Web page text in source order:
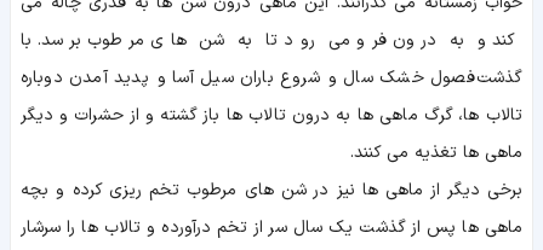
کند و به درون فرو می رود تا به شن های مرطوب برسد. با
گذشت فصول خشک سال و شروع باران سیل آسا و پدید آمدن دوباره
تالاب ها، گرگ ماهی ها به درون تالاب ها باز گشته و از حشرات و دیگر
ماهی ها تغذیه می کنند.
برخی دیگر از ماهی ها نیز در شن های مرطوب تخم ریزی کرده و بچه
ماهی ها پس از گذشت یک سال سر از تخم درآورده و تالاب ها را سرشار